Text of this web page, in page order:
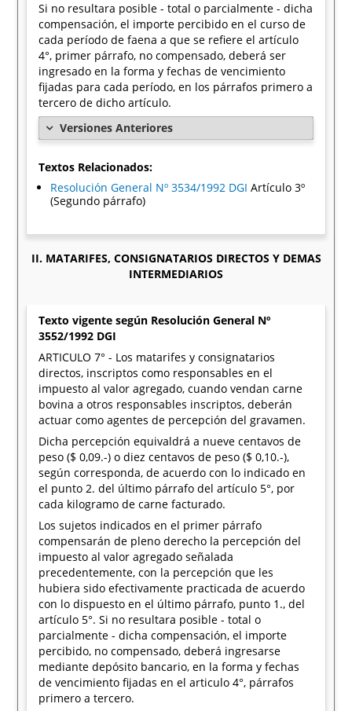
Si no resultara posible - total o parcialmente - dicha
compensación, el importe percibido en el curso de
cada período de faena a que se refiere el artículo
4°, primer párrafo, no compensado, deberá ser
ingresado en la forma y fechas de vencimiento
fijadas para cada período, en los párrafos primero a
tercero de dicho artículo.
Versiones Anteriores
Textos Relacionados:
Resolución General Nº 3534/1992 DGI Artículo 3º
(Segundo párrafo)
II. MATARIFES, CONSIGNATARIOS DIRECTOS Y DEMAS
INTERMEDIARIOS
Texto vigente según Resolución General Nº
3552/1992 DGI
ARTICULO 7° - Los matarifes y consignatarios
directos, inscriptos como responsables en el
impuesto al valor agregado, cuando vendan carne
bovina a otros responsables inscriptos, deberán
actuar como agentes de percepción del gravamen.
Dicha percepción equivaldrá a nueve centavos de
peso ($ 0,09.-) o diez centavos de peso ($ 0,10.-),
según corresponda, de acuerdo con lo indicado en
el punto 2. del último párrafo del artículo 5°, por
cada kilogramo de carne facturado.
Los sujetos indicados en el primer párrafo
compensarán de pleno derecho la percepción del
impuesto al valor agregado señalada
precedentemente, con la percepción que les
hubiera sido efectivamente practicada de acuerdo
con lo dispuesto en el último párrafo, punto 1., del
artículo 5°. Si no resultara posible - total o
parcialmente - dicha compensación, el importe
percibido, no compensado, deberá ingresarse
mediante depósito bancario, en la forma y fechas
de vencimiento fijadas en el articulo 4°, párrafos
primero a tercero.